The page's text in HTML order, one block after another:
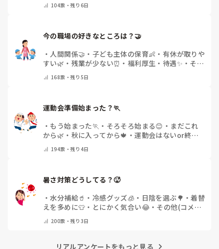
痛みには強い方と思っていました。
今回は、今少し治まっている痛みがぶり返したどうしようと
いう思いもあり、ちょっと無理かも…と思い始めています。
に行ってより酷くなって帰ってきたことがあり、怖くて行け
で教えてください)
104票・残り6日
・ 人間関係🤝 ・ 子ども主体の保育👶 ・ 有休が取りや
すい🌿 ・ 残業が少ない⏰ ・ 福利厚生・待遇✨ ・ その
168票・残り5日
運動会準備始まった？🏃
・ もう始まった🏃 ・ そろそろ始まる😊 ・ まだこれ
から🌿 ・ 秋に入ってから🍁 ・運動会はないor終わ
194票・残り4日
暑さ対策どうしてる？🥵
・水分補給🥤 ・ 冷感グッズ🧊 ・ 日陰を選ぶ🌳 ・着替
えを多めに👕 ・ とにかく気合い😂・ その他(コメン
200票・残り3日
リアルアンケートをもっと見る